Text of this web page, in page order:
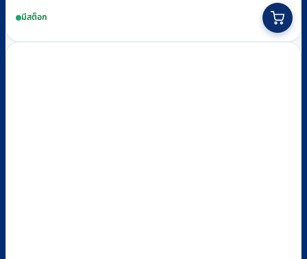
มีสต็อก